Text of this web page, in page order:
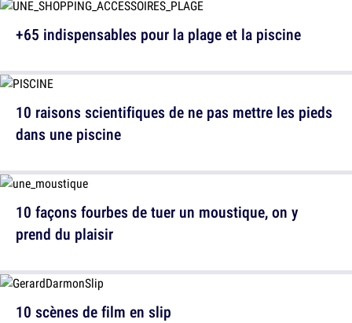
+65 indispensables pour la plage et la piscine
10 façons fourbes de tuer un moustique, on y
prend du plaisir
10 raisons scientifiques de ne pas mettre les pieds
dans une piscine
10 scènes de film en slip